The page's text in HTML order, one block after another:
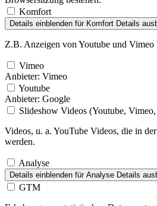
Komfort
Details einblenden für Komfort Details
Z.B. Anzeigen von Youtube und Vimeo
Vimeo
Anbieter: Vimeo
Youtube
Anbieter: Google
Slideshow Videos (Youtube,
Videos, u. a. YouTube Videos, die in
werden.
Analyse
Details einblenden für Analyse Details
GTM